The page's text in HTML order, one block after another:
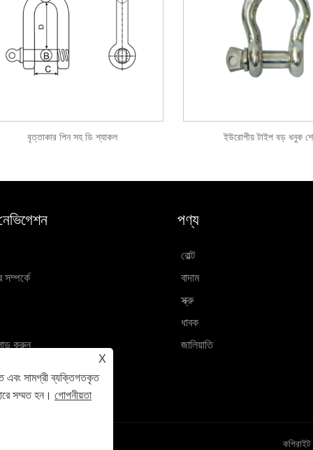
বৃত্তাকার পিন সহ ডি শ্যাকল ইউরোপীয় টাইপ বড় ধনুক
X
এবং সামগ্রী ব্যক্তিগতকৃত
সম্মত হন। গোপনীয়তা
সম্পর্কে
করুন
করুন
পণ্য
বোল্ট
বাদাম
স্ক্রু
ধাবক
জালিয়াতি